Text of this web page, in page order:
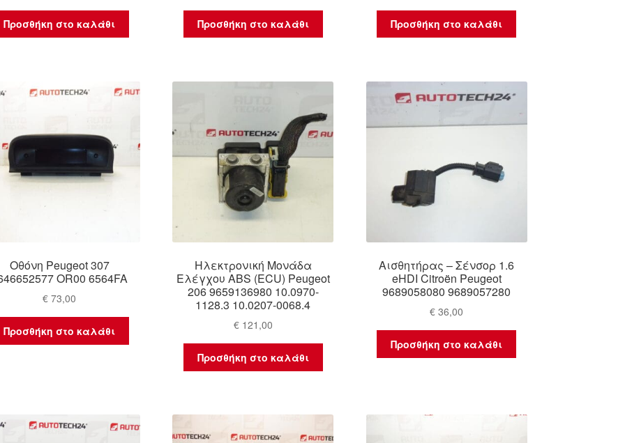
Προσθήκη στο καλάθι Προσθήκη στο καλάθι Προσθήκη στο καλάθι
Οθόνη Peugeot 307
OR00 6564FA
€ 73,00
Προσθήκη στο καλάθι
Ηλεκτρονική Μονάδα
Ελέγχου ABS (ECU) Peugeot
206 9659136980 10.0970-
1128.3 10.0207-0068.4
€121,00
Προσθήκη στο καλάθι
Αισθητήρας – Σένσορ 1.6
eHDI Citroën Peugeot
9689058080 9689057280
€ 36,00
Προσθήκη στο καλάθι